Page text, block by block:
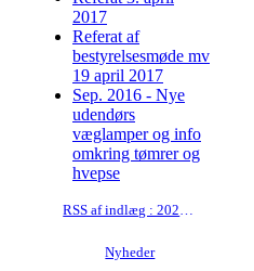
2017
Referat af
bestyrelsesmøde mv
19 april 2017
Sep. 2016 - Nye
udendørs
væglamper og info
omkring tømrer og
hvepse
RSS af indlæg : 2023-09-13 indkaldelse til ekstraordinær generalforsamling og nyhedsbrev
Nyheder